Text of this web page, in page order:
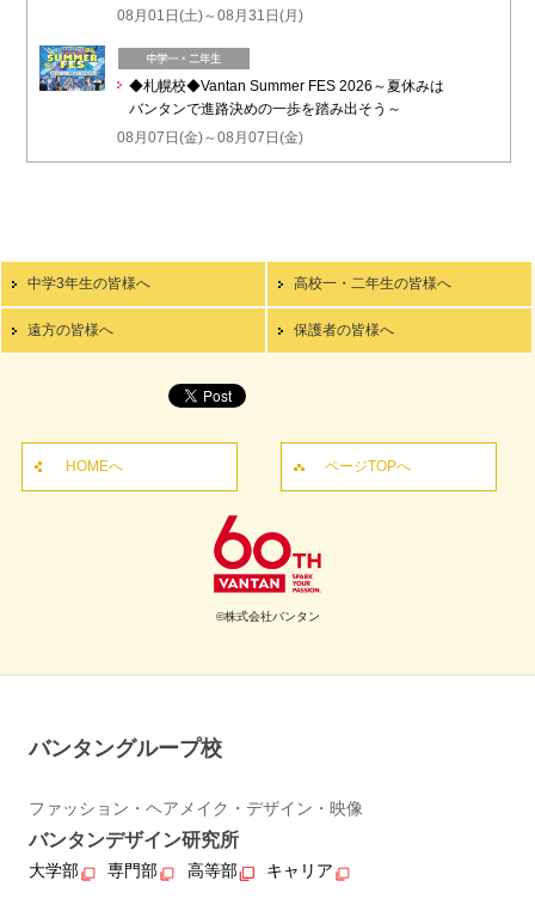
08月01日(土)～08月31日(月)
◆札幌校◆Vantan Summer FES 2026～夏休みは
バンタンで進路決めの一歩を踏み出そう～
08月07日(金)～08月07日(金)
中学3年生の皆様へ 高校一・二年生の皆様へ
遠方の皆様へ 保護者の皆様へ
HOMEへ ページTOPへ
©株式会社バンタン
バンタングループ校
ファッション・ヘアメイク・デザイン・映像
バンタンデザイン研究所
大学部 専門部 高等部 キャリア